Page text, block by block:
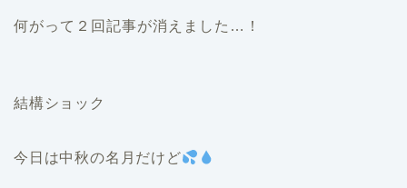
何がって２回記事が消えました…！
結構ショック
今日は中秋の名月だけど